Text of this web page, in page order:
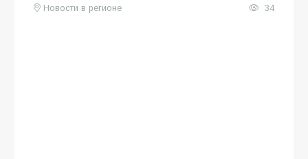
Новости в регионе
34